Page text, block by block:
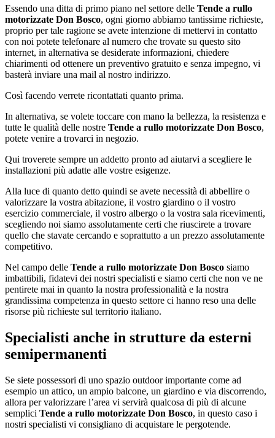
Essendo una ditta di primo piano nel settore delle Tende a rullo
motorizzate Don Bosco, ogni giorno abbiamo tantissime richieste,
proprio per tale ragione se avete intenzione di mettervi in contatto
con noi potete telefonare al numero che trovate su questo sito
internet, in alternativa se desiderate informazioni, chiedere
chiarimenti od ottenere un preventivo gratuito e senza impegno, vi
basterà inviare una mail al nostro indirizzo.
Così facendo verrete ricontattati quanto prima.
In alternativa, se volete toccare con mano la bellezza, la resistenza e
tutte le qualità delle nostre Tende a rullo motorizzate Don Bosco,
potete venire a trovarci in negozio.
Qui troverete sempre un addetto pronto ad aiutarvi a scegliere le
installazioni più adatte alle vostre esigenze.
Alla luce di quanto detto quindi se avete necessità di abbellire o
valorizzare la vostra abitazione, il vostro giardino o il vostro
esercizio commerciale, il vostro albergo o la vostra sala ricevimenti,
scegliendo noi siamo assolutamente certi che riuscirete a trovare
quello che stavate cercando e soprattutto a un prezzo assolutamente
competitivo.
Nel campo delle Tende a rullo motorizzate Don Bosco siamo
imbattibili, fidatevi dei nostri specialisti e siamo certi che non ve ne
pentirete mai in quanto la nostra professionalità e la nostra
grandissima competenza in questo settore ci hanno reso una delle
risorse più richieste sul territorio italiano.
Specialisti anche in strutture da esterni
semipermanenti
Se siete possessori di uno spazio outdoor importante come ad
esempio un attico, un ampio balcone, un giardino e via discorrendo,
allora per valorizzare l’area vi servirà qualcosa di più di alcune
semplici Tende a rullo motorizzate Don Bosco, in questo caso i
nostri specialisti vi consigliano di acquistare le pergotende.